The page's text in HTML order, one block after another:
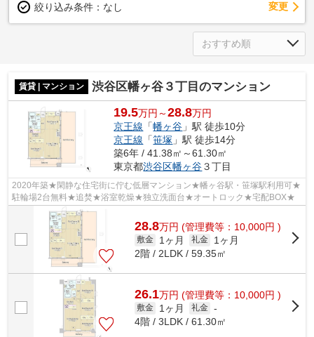
絞り込み条件： なし 変更
賃貸 | マンション 渋谷区幡ヶ谷３丁目のマンション
19.5万円～28.8万円
京王線 「幡ヶ谷 」駅 徒歩10分
京王線 「笹塚 」駅 徒歩14分
築6年 / 41.38㎡～61.30㎡
東京都渋谷区幡ヶ谷３丁目
2020年築★閑静な住宅街に佇む低層マンション★幡ヶ谷駅・笹塚駅利用可★
駐輪場2台無料★追焚★浴室乾燥★独立洗面台★オートロック★宅配BOX★
28.8万円 (管理費等：10,000円 )
敷金 1ヶ月 礼金
1ヶ月
2階 / 2LDK / 59.35㎡
26.1万円 (管理費等：10,000円 )
敷金 1ヶ月 礼金 -
4階 / 3LDK / 61.30㎡